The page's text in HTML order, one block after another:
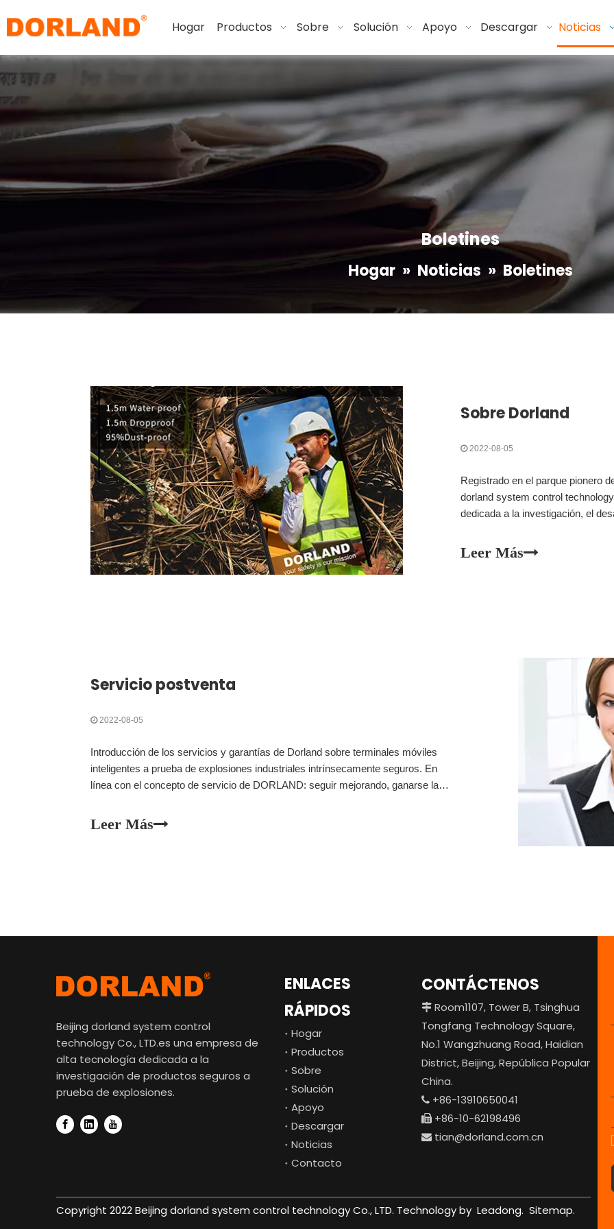
Hogar Productos Sobre Solución Apoyo Descargar Noticias
Boletines
Hogar » Noticias » Boletines
Sobre Dorland
2022-08-05
Registrado en el parque pionero
dorland system control
dedicada a la investigación, el
explosiones en China. Dorland se
Leer Más
Servicio postventa
2022-08-05
Introducción de los servicios y garantías de Dorland sobre terminales móviles
inteligentes a prueba de explosiones industriales intrínsecamente seguros. En
línea con el concepto de servicio de DORLAND: seguir mejorando, ganarse la
servicios posventa en todos sus productos.
Leer Más
Beijing dorland system control
technology Co., LTD.es una empresa de
alta tecnología dedicada a la
investigación de productos seguros a
prueba de explosiones.
ENLACES
RÁPIDOS
Hogar
Productos
Sobre
Solución
Apoyo
Descargar
Noticias
Contacto
CONTÁCTENOS
 Room1107, Tower B, Tsinghua
Tongfang Technology Square,
No.1 Wangzhuang Road, Haidian
District, Beijing, República Popular
China.
 +86-13910650041
 +86-10-62198496
 tian@dorland.com.cn
Copyright 2022 Beijing dorland system control technology Co., LTD. Technology by Leadong. Sitemap.